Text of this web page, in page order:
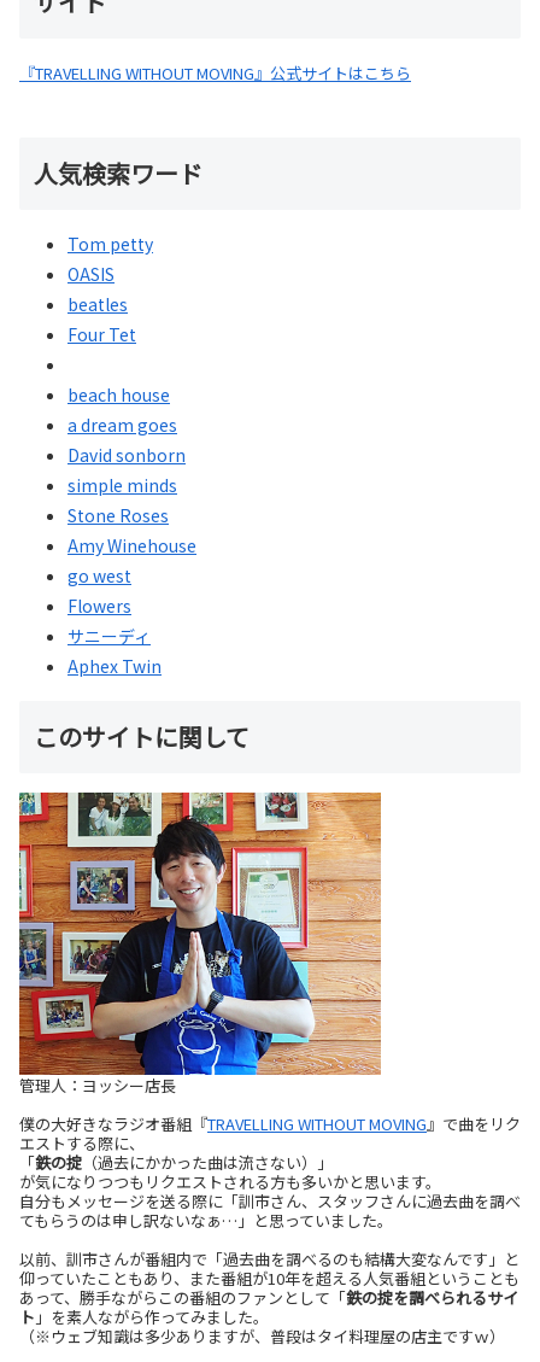
『TRAVELLING WITHOUT MOVING』公式サイトはこちら
人気検索ワード
Tom petty
OASIS
beatles
Four Tet
beach house
a dream goes
David sonborn
simple minds
Stone Roses
Amy Winehouse
go west
Flowers
サニーディ
Aphex Twin
このサイトに関して
管理人：ヨッシー店長
僕の大好きなラジオ番組『TRAVELLING WITHOUT MOVING』で曲をリク
エストする際に、
「鉄の掟 （過去にかかった曲は流さない）」
が気になりつつもリクエストされる方も多いかと思います。
自分もメッセージを送る際に「訓市さん、スタッフさんに過去曲を調べ
てもらうのは申し訳ないなぁ…」と思っていました。
以前、訓市さんが番組内で「過去曲を調べるのも結構大変なんです」と
仰っていたこともあり、また番組が10年を超える人気番組ということも
あって、勝手ながらこの番組のファンとして「鉄の掟を調べられるサイ
ト 」を素人ながら作ってみました。
（※ウェブ知識は多少ありますが、普段はタイ料理屋の店主ですｗ）